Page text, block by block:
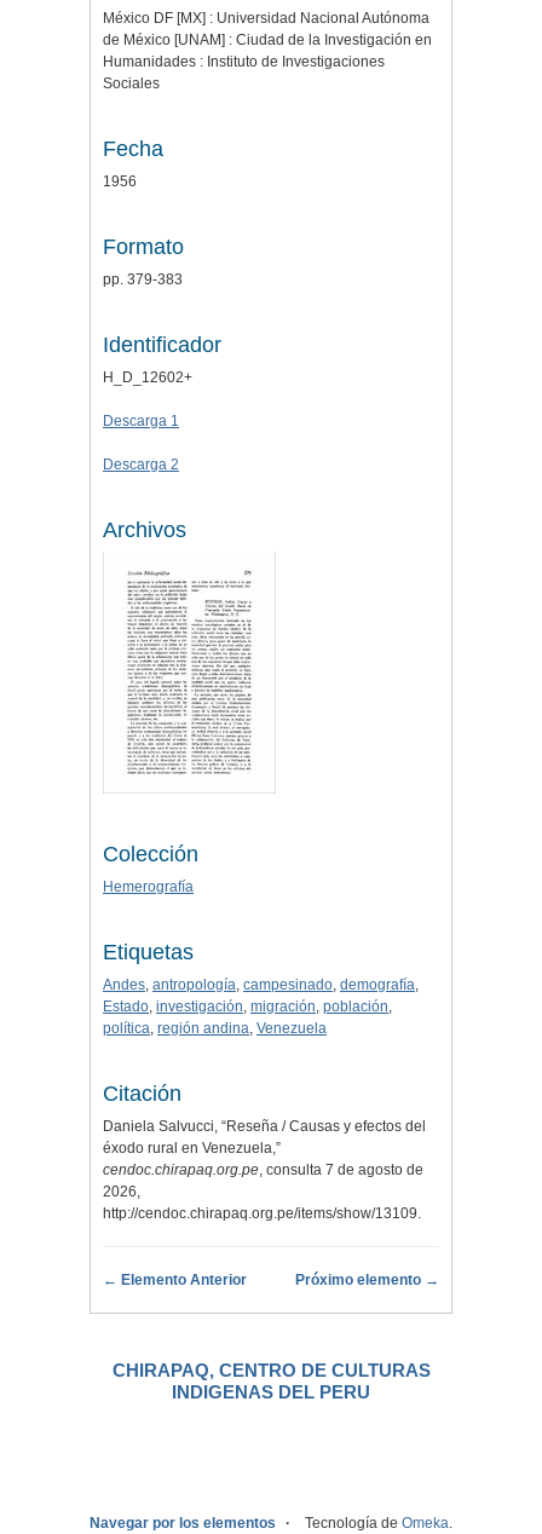
México DF [MX] : Universidad Nacional Autónoma
de México [UNAM] : Ciudad de la Investigación en
Humanidades : Instituto de Investigaciones
Sociales
Fecha
1956
Formato
pp. 379-383
Identificador
H_D_12602+
Descarga 1
Descarga 2
Archivos
Colección
Hemerografía
Etiquetas
Andes, antropología, campesinado, demografía,
Estado, investigación, migración, población,
política, región andina, Venezuela
Citación
Daniela Salvucci, “Reseña / Causas y efectos del
éxodo rural en Venezuela,”
cendoc.chirapaq.org.pe, consulta 7 de agosto de
2026,
http://cendoc.chirapaq.org.pe/items/show/13109.
← Elemento Anterior Próximo elemento →
CHIRAPAQ, CENTRO DE CULTURAS
INDIGENAS DEL PERU
Navegar por los elementos Tecnología de Omeka.